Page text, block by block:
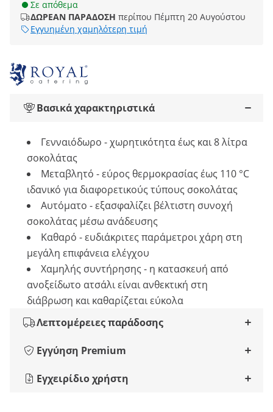
Σε απόθεμα
ΔΩΡΕΑΝ ΠΑΡΑΔΟΣΗ περίπου Πέμπτη 20 Αυγούστου
Εγγυημένη χαμηλότερη τιμή
Βασικά χαρακτηριστικά
Γενναιόδωρο - χωρητικότητα έως και 8 λίτρα
σοκολάτας
Μεταβλητό - εύρος θερμοκρασίας έως 110 °C
ιδανικό για διαφορετικούς τύπους σοκολάτας
Αυτόματο - εξασφαλίζει βέλτιστη συνοχή
σοκολάτας μέσω ανάδευσης
Καθαρό - ευδιάκριτες παράμετροι χάρη στη
μεγάλη επιφάνεια ελέγχου
Χαμηλής συντήρησης - η κατασκευή από
ανοξείδωτο ατσάλι είναι ανθεκτική στη
διάβρωση και καθαρίζεται εύκολα
Λεπτομέρειες παράδοσης
Εγγύηση Premium
Εγχειρίδιο χρήστη